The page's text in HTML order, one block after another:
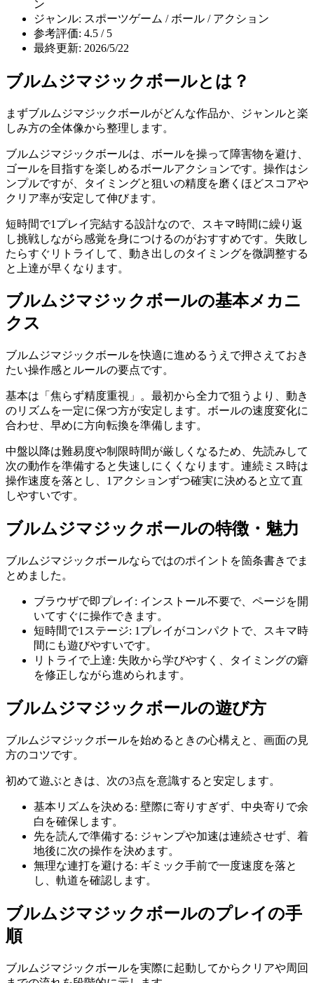
ン
ジャンル: スポーツゲーム / ボール / アクション
参考評価: 4.5 / 5
最終更新: 2026/5/22
ブルムジマジックボールとは？
まずブルムジマジックボールがどんな作品か、ジャンルと楽
しみ方の全体像から整理します。
ブルムジマジックボールは、ボールを操って障害物を避け、
ゴールを目指すを楽しめるボールアクションです。操作はシ
ンプルですが、タイミングと狙いの精度を磨くほどスコアや
クリア率が安定して伸びます。
短時間で1プレイ完結する設計なので、スキマ時間に繰り返
し挑戦しながら感覚を身につけるのがおすすめです。失敗し
たらすぐリトライして、動き出しのタイミングを微調整する
と上達が早くなります。
ブルムジマジックボールの基本メカニ
クス
ブルムジマジックボールを快適に進めるうえで押さえておき
たい操作感とルールの要点です。
基本は「焦らず精度重視」。最初から全力で狙うより、動き
のリズムを一定に保つ方が安定します。ボールの速度変化に
合わせ、早めに方向転換を準備します。
中盤以降は難易度や制限時間が厳しくなるため、先読みして
次の動作を準備すると失速しにくくなります。連続ミス時は
操作速度を落とし、1アクションずつ確実に決めると立て直
しやすいです。
ブルムジマジックボールの特徴・魅力
ブルムジマジックボールならではのポイントを箇条書きでま
とめました。
ブラウザで即プレイ : インストール不要で、ページを開
いてすぐに操作できます。
短時間で1ステージ: 1プレイがコンパクトで、スキマ時
間にも遊びやすいです。
リトライで上達: 失敗から学びやすく、タイミングの癖
を修正しながら進められます。
ブルムジマジックボールの遊び方
ブルムジマジックボールを始めるときの心構えと、画面の見
方のコツです。
初めて遊ぶときは、次の3点を意識すると安定します。
基本リズムを決める: 壁際に寄りすぎず、中央寄りで余
白を確保します。
先を読んで準備する: ジャンプや加速は連続させず、着
地後に次の操作を決めます。
無理な連打を避ける: ギミック手前で一度速度を落と
し、軌道を確認します。
ブルムジマジックボールのプレイの手
順
ブルムジマジックボールを実際に起動してからクリアや周回